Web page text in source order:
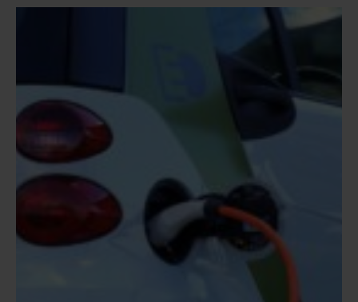
aparcar
la